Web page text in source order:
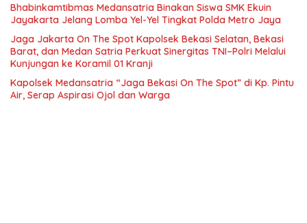
Bhabinkamtibmas Medansatria Binakan Siswa SMK Ekuin
Jayakarta Jelang Lomba Yel-Yel Tingkat Polda Metro Jaya
Jaga Jakarta On The Spot Kapolsek Bekasi Selatan, Bekasi
Barat, dan Medan Satria Perkuat Sinergitas TNI–Polri Melalui
Kunjungan ke Koramil 01 Kranji
Kapolsek Medansatria “Jaga Bekasi On The Spot” di Kp. Pintu
Air, Serap Aspirasi Ojol dan Warga